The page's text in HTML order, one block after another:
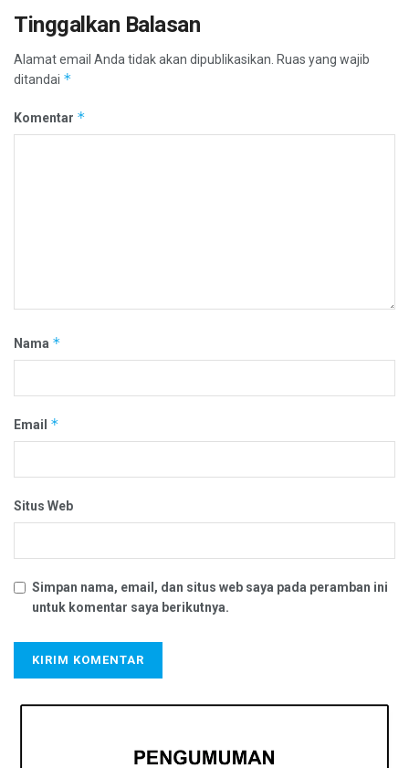
Tinggalkan Balasan
Alamat email Anda tidak akan dipublikasikan. Ruas yang wajib
ditandai *
Komentar *
Nama *
Email *
Situs Web
Simpan nama, email, dan situs web saya pada peramban ini
untuk komentar saya berikutnya.